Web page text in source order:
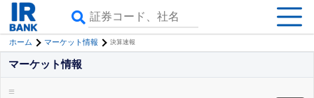
ホーム マーケット情報 決算速報
マーケット情報